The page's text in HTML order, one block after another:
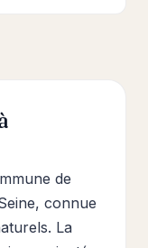
de
connue
La